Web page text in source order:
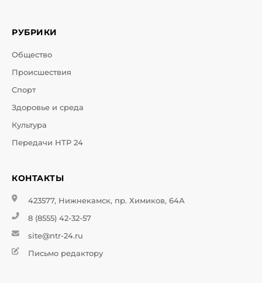
РУБРИКИ
Общество
Происшествия
Спорт
Здоровье и среда
Культура
Передачи НТР 24
КОНТАКТЫ
423577, Нижнекамск, пр. Химиков, 64А
8 (8555) 42-32-57
site@ntr-24.ru
Письмо редактору